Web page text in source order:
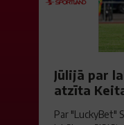
Jūlijā par
atzīta
Par "LuckyBet"